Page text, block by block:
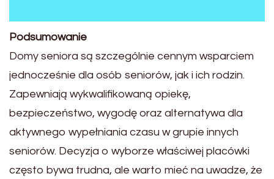
Podsumowanie
Domy seniora są szczególnie cennym wsparciem
jednocześnie dla osób seniorów, jak i ich rodzin.
Zapewniają wykwalifikowaną opiekę,
bezpieczeństwo, wygodę oraz alternatywa dla
aktywnego wypełniania czasu w grupie innych
seniorów. Decyzja o wyborze właściwej placówki
często bywa trudna, ale warto mieć na uwadze, że